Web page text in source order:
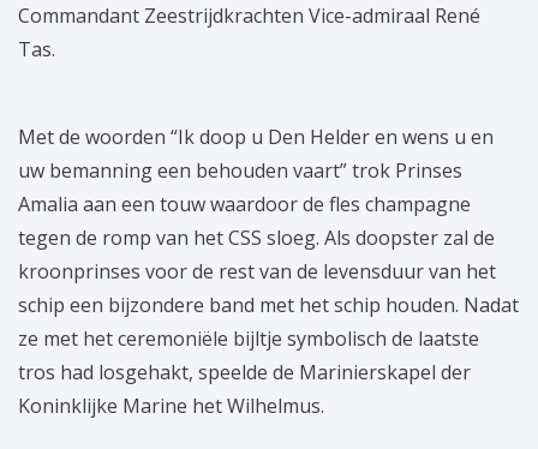
Commandant Zeestrijdkrachten Vice-admiraal René
Tas.
Met de woorden “Ik doop u Den Helder en wens u en
uw bemanning een behouden vaart” trok Prinses
Amalia aan een touw waardoor de fles champagne
tegen de romp van het CSS sloeg. Als doopster zal de
kroonprinses voor de rest van de levensduur van het
schip een bijzondere band met het schip houden. Nadat
ze met het ceremoniële bijltje symbolisch de laatste
tros had losgehakt, speelde de Marinierskapel der
Koninklijke Marine het Wilhelmus.